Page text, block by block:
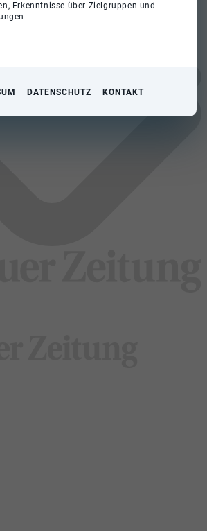
Erkenntnisse über Zielgruppen und
DATENSCHUTZ KONTAKT